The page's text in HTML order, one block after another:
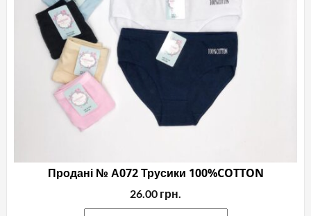
Продані № А072 Трусики 100%COTTON
26.00 грн.